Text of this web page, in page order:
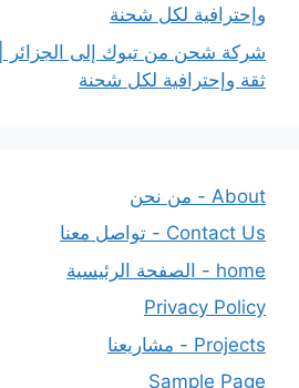
وإحترافية لكل شحنة
شركة شحن من تبوك إلى الجزائر |
ثقة وإحترافية لكل شحنة
About - من نحن
Contact Us - تواصل معنا
home - الصفحة الرئيسية
Privacy Policy
Projects - مشاريعنا
Sample Page